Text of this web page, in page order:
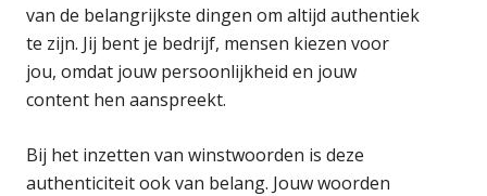
van de belangrijkste dingen om altijd authentiek
te zijn. Jij bent je bedrijf, mensen kiezen voor
jou, omdat jouw persoonlijkheid en jouw
content hen aanspreekt.
Bij het inzetten van winstwoorden is deze
authenticiteit ook van belang. Jouw woorden